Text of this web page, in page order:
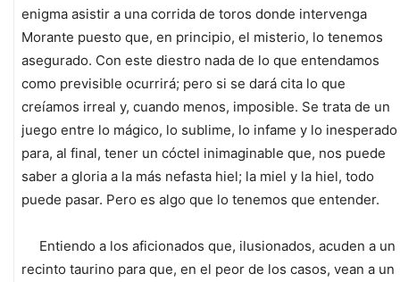
enigma asistir a una corrida de toros donde intervenga
Morante puesto que, en principio, el misterio, lo tenemos
asegurado. Con este diestro nada de lo que entendamos
como previsible ocurrirá; pero si se dará cita lo que
creíamos irreal y, cuando menos, imposible. Se trata de un
juego entre lo mágico, lo sublime, lo infame y lo inesperado
para, al final, tener un cóctel inimaginable que, nos puede
saber a gloria a la más nefasta hiel; la miel y la hiel, todo
puede pasar. Pero es algo que lo tenemos que entender.
Entiendo a los aficionados que, ilusionados, acuden a un
recinto taurino para que, en el peor de los casos, vean a un